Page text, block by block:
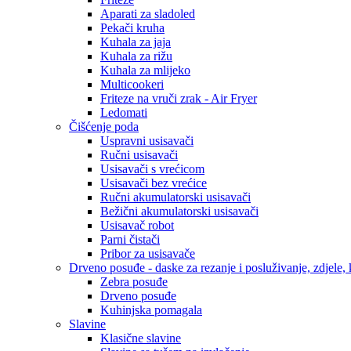
Aparati za sladoled
Pekači kruha
Kuhala za jaja
Kuhala za rižu
Kuhala za mlijeko
Multicookeri
Friteze na vruči zrak - Air Fryer
Ledomati
Čišćenje poda
Uspravni usisavači
Ručni usisavači
Usisavači s vrećicom
Usisavači bez vrećice
Ručni akumulatorski usisavači
Bežični akumulatorski usisavači
Usisavač robot
Parni čistači
Pribor za usisavače
Drveno posuđe - daske za rezanje i posluživanje,
Zebra posuđe
Drveno posuđe
Kuhinjska pomagala
Slavine
Klasične slavine